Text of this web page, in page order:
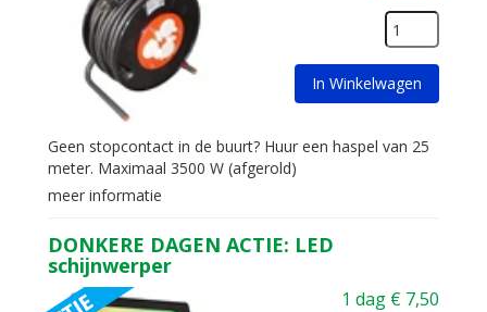
In Winkelwagen
Geen stopcontact in de buurt? Huur een haspel van 25
meter. Maximaal 3500 W (afgerold)
meer informatie
DONKERE DAGEN ACTIE: LED
schijnwerper
1 dag € 7,50